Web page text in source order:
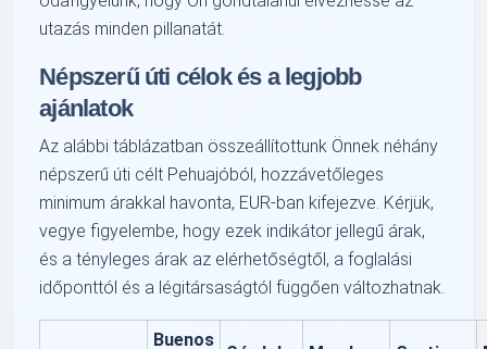
utazás minden pillanatát.
Népszerű úti célok és a legjobb
ajánlatok
Az alábbi táblázatban összeállítottunk Önnek néhány
népszerű úti célt Pehuajóból, hozzávetőleges
minimum árakkal havonta, EUR-ban kifejezve. Kérjük,
vegye figyelembe, hogy ezek indikátor jellegű árak,
és a tényleges árak az elérhetőségtől, a foglalási
időponttól és a légitársaságtól függően változhatnak.
Buenos